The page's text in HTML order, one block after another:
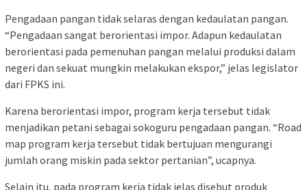
Pengadaan pangan tidak selaras dengan kedaulatan pangan.
“Pengadaan sangat berorientasi impor. Adapun kedaulatan
berorientasi pada pemenuhan pangan melalui produksi dalam
negeri dan sekuat mungkin melakukan ekspor,” jelas legislator
dari FPKS ini.
Karena berorientasi impor, program kerja tersebut tidak
menjadikan petani sebagai sokoguru pengadaan pangan. “Road
map program kerja tersebut tidak bertujuan mengurangi
jumlah orang miskin pada sektor pertanian”, ucapnya.
Selain itu, pada program kerja tidak jelas disebut produk